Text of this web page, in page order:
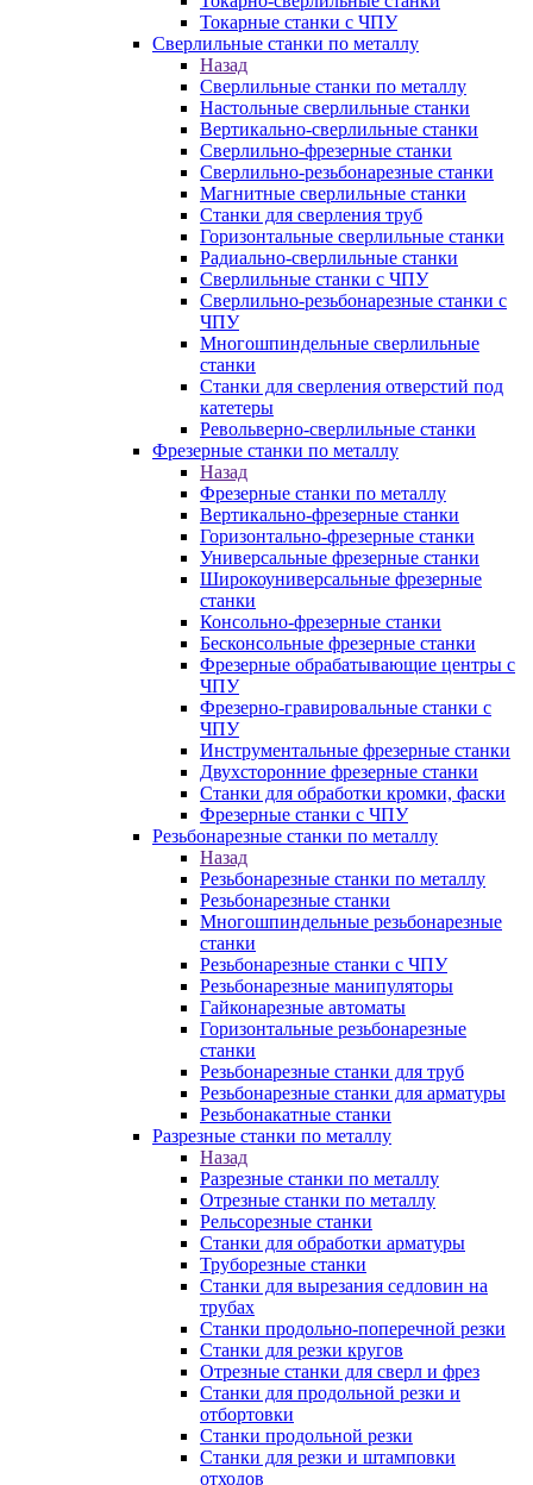
Токарные станки с ЧПУ
Сверлильные станки по металлу
Назад
Сверлильные станки по металлу
Настольные сверлильные станки
Вертикально-сверлильные станки
Сверлильно-фрезерные станки
Сверлильно-резьбонарезные станки
Магнитные сверлильные станки
Станки для сверления труб
Горизонтальные сверлильные станки
Радиально-сверлильные станки
Сверлильные станки с ЧПУ
Сверлильно-резьбонарезные станки с
ЧПУ
Многошпиндельные сверлильные
станки
Станки для сверления отверстий под
катетеры
Револьверно-сверлильные станки
Фрезерные станки по металлу
Назад
Фрезерные станки по металлу
Вертикально-фрезерные станки
Горизонтально-фрезерные станки
Универсальные фрезерные станки
Широкоуниверсальные фрезерные
станки
Консольно-фрезерные станки
Бесконсольные фрезерные станки
Фрезерные обрабатывающие центры с
ЧПУ
Фрезерно-гравировальные станки с
ЧПУ
Инструментальные фрезерные станки
Двухсторонние фрезерные станки
Станки для обработки кромки, фаски
Фрезерные станки с ЧПУ
Резьбонарезные станки по металлу
Назад
Резьбонарезные станки по металлу
Резьбонарезные станки
Многошпиндельные резьбонарезные
станки
Резьбонарезные станки с ЧПУ
Резьбонарезные манипуляторы
Гайконарезные автоматы
Горизонтальные резьбонарезные
станки
Резьбонарезные станки для труб
Резьбонарезные станки для арматуры
Резьбонакатные станки
Разрезные станки по металлу
Назад
Разрезные станки по металлу
Отрезные станки по металлу
Рельсорезные станки
Станки для обработки арматуры
Труборезные станки
Станки для вырезания седловин на
трубаx
Станки продольно-поперечной резки
Станки для резки кругов
Отрезные станки для сверл и фрез
Станки для продольной резки и
отбортовки
Станки продольной резки
Станки для резки и штамповки
отходов